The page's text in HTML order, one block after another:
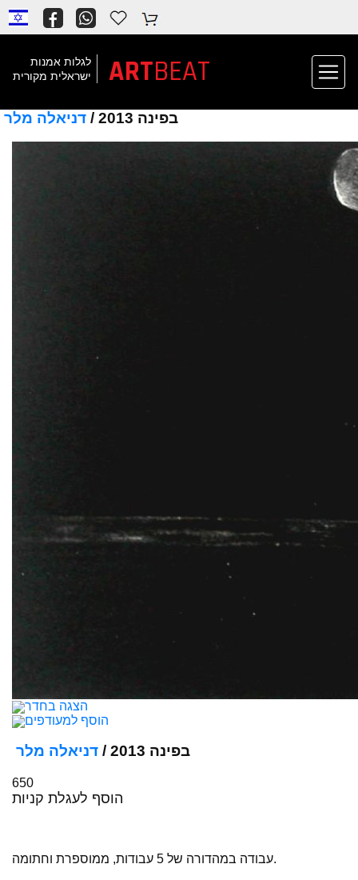
לגלות אמנות
ישראלית מקורית
ARTBEAT
בפינה 2013 / דניאלה מלר
הצגה בחדר
הוסף למעודפים
בפינה 2013 / דניאלה מלר
650
הוסף לעגלת קניות
עבודה במהדורה של 5 עבודות, ממוספרת וחתומה.